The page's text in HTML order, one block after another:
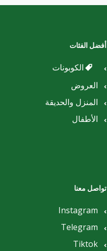
أفضل الفئات
الكوبونات
العروض
المنزل والحديقة
الأطفال
تواصل معنا
Instagram
Telegram
Tiktok